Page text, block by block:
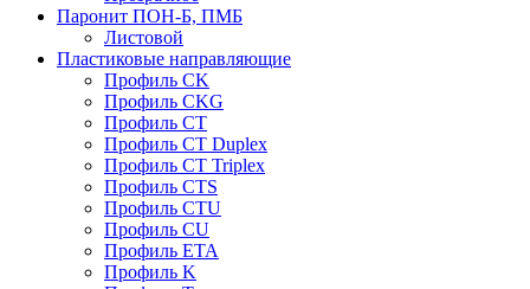
Паронит ПОН-Б, ПМБ
Листовой
Пластиковые направляющие
Профиль CK
Профиль CKG
Профиль CT
Профиль CT Duplex
Профиль CT Triplex
Профиль CTS
Профиль CTU
Профиль CU
Профиль ETA
Профиль K